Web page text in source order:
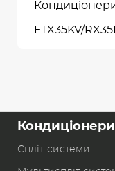
FTX35KV/
Кондиціонери
Спліт-системи